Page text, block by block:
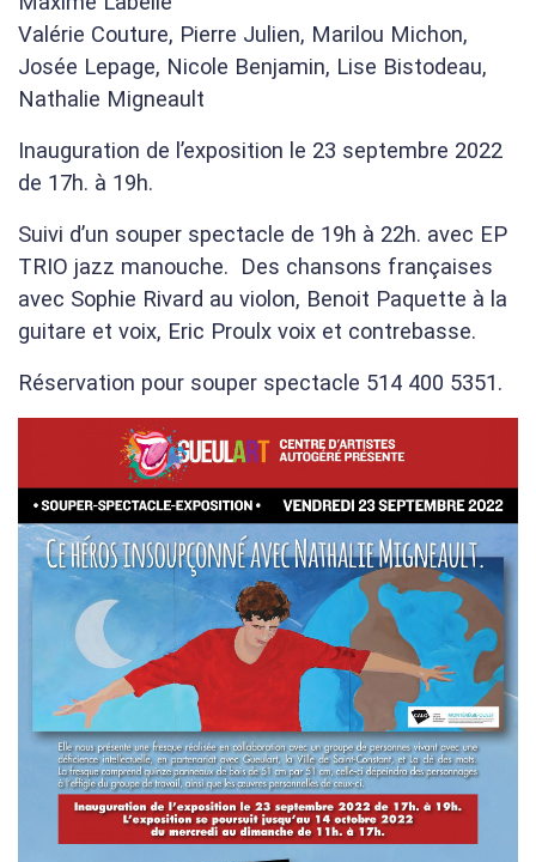
Valérie Couture, Pierre Julien, Marilou Michon,
Josée Lepage, Nicole Benjamin, Lise Bistodeau,
Nathalie Migneault
Inauguration de l’exposition le 23 septembre 2022
de 17h. à 19h.
Suivi d’un souper spectacle de 19h à 22h. avec EP
TRIO jazz manouche. Des chansons françaises
avec Sophie Rivard au violon, Benoit Paquette à la
guitare et voix, Eric Proulx voix et contrebasse.
Réservation pour souper spectacle 514 400 5351.